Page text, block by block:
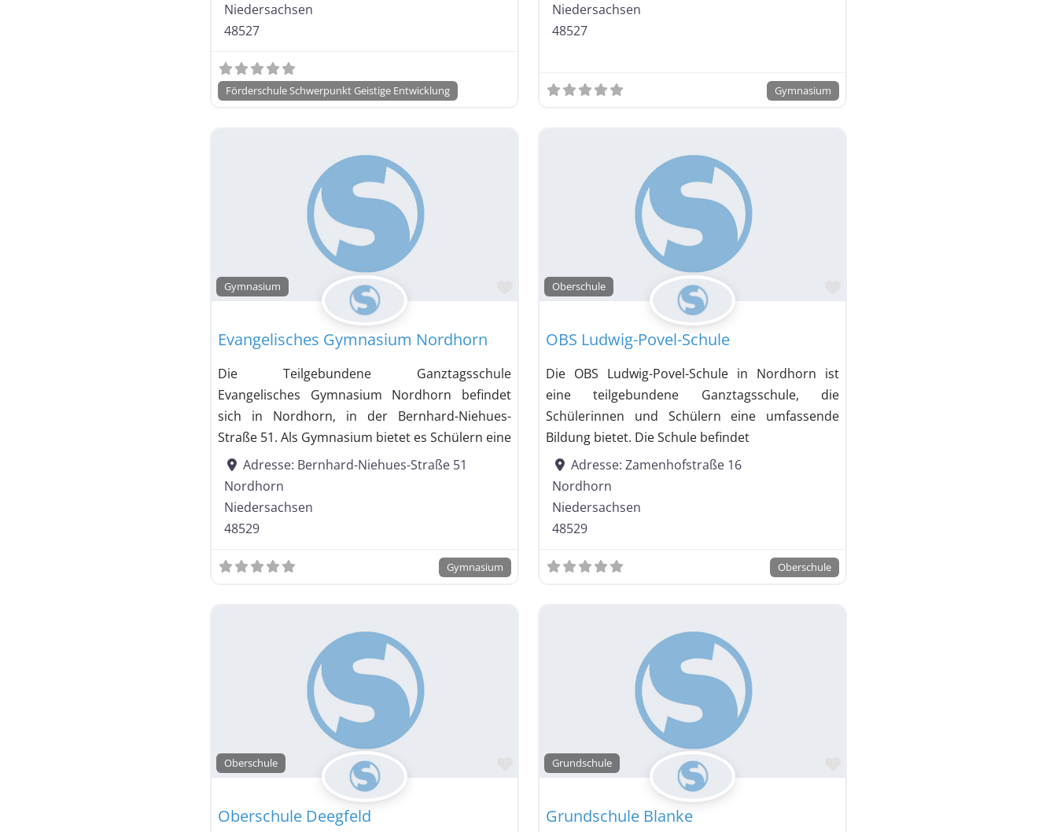
Niedersachsen
48527
Förderschule Schwerpunkt Geistige Entwicklung
Niedersachsen
48527
Gymnasium
Gymnasium Favorit
Evangelisches Gymnasium Nordhorn
Die Teilgebundene Ganztagsschule
Evangelisches Gymnasium Nordhorn befindet
sich in Nordhorn, in der Bernhard-Niehues-
Straße 51. Als Gymnasium bietet es Schülern eine
Adresse: Bernhard-Niehues-Straße 51
Nordhorn
Niedersachsen
48529
Gymnasium
Oberschule
OBS Ludwig-Povel-Schule
Die OBS Ludwig-Povel-Schule in Nordhorn ist
eine teilgebundene Ganztagsschule, die
Schülerinnen und Schülern eine umfassende
Bildung bietet. Die Schule befindet
Adresse: Zamenhofstraße 16
Nordhorn
Niedersachsen
48529
Oberschule
Oberschule Favorit
Oberschule Deegfeld
Grundschule
Grundschule Blanke